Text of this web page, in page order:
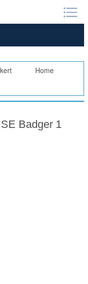
Home
Badger 1